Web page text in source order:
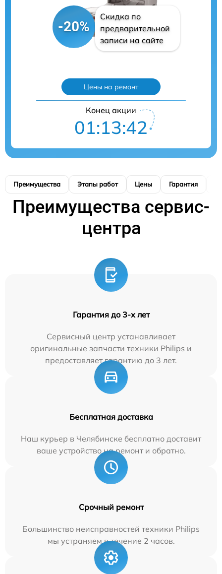
-20%
Скидка по
предварительной
записи на сайте
Цены на ремонт
Конец акции
01:13:41
Преимущества Этапы работ Цены Гарантия
Преимущества сервис-
центра
Гарантия до 3-х лет
Сервисный центр устанавливает
оригинальные запчасти техники Philips и
предоставляет гарантию до 3 лет.
Бесплатная доставка
Наш курьер в Челябинске бесплатно доставит
ваше устройство на ремонт и обратно.
Срочный ремонт
Большинство неисправностей техники Philips
мы устраняем в течение 2 часов.